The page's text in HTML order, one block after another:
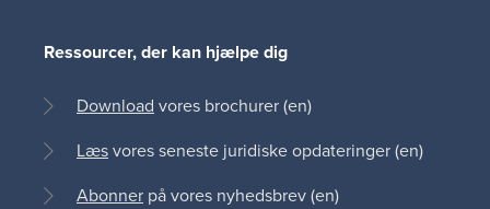
Ressourcer, der kan hjælpe dig
Download vores brochurer (en)
Læsvores seneste juridiske opdateringer (en)
Abonner på vores nyhedsbrev (en)